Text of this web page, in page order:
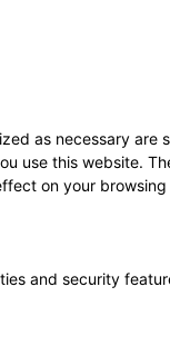
as necessary are
use this website.
on your
and security